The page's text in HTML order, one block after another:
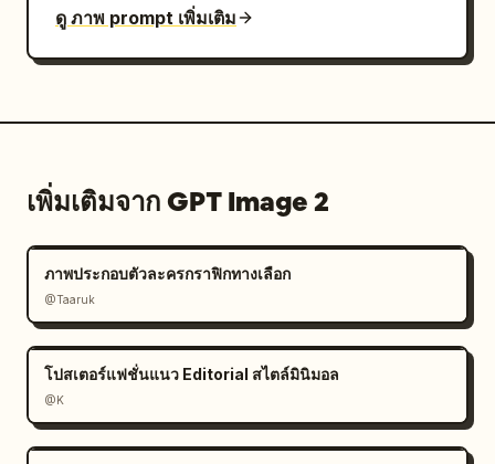
ดู ภาพ prompt เพิ่มเติม
เพิ่มเติมจาก GPT Image 2
ภาพประกอบตัวละครกราฟิกทางเลือก
@Taaruk
โปสเตอร์แฟชั่นแนว Editorial สไตล์มินิมอล
@K